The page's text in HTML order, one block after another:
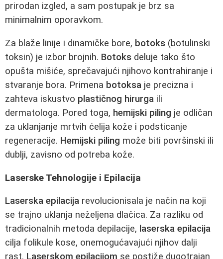
prirodan izgled, a sam postupak je brz sa
minimalnim oporavkom.
Za blaže linije i dinamičke bore, botoks (botulinski
toksin) je izbor brojnih. Botoks deluje tako što
opušta mišiće, sprečavajući njihovo kontrahiranje i
stvaranje bora. Primena botoksa je precizna i
zahteva iskustvo plastičnog hirurga ili
dermatologa. Pored toga, hemijski piling je odličan
za uklanjanje mrtvih ćelija kože i podsticanje
regeneracije. Hemijski piling može biti površinski ili
dublji, zavisno od potreba kože.
Laserske Tehnologije i Epilacija
Laserska epilacija revolucionisala je način na koji
se trajno uklanja neželjena dlačica. Za razliku od
tradicionalnih metoda depilacije, laserska epilacija
cilja folikule kose, onemogućavajući njihov dalji
rast. Laserskom epilacijom se postiže dugotrajan